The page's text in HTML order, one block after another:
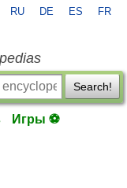
RU DE ES FR
Search!
Игры ⚽